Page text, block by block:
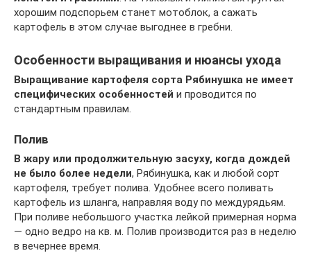
хорошим подспорьем станет мотоблок, а сажать
картофель в этом случае выгоднее в гребни.
Особенности выращивания и нюансы ухода
Выращивание картофеля сорта Рябинушка не имеет
специфических особенностей и проводится по
стандартным правилам.
Полив
В жару или продолжительную засуху, когда дождей
не было более недели, Рябинушка, как и любой сорт
картофеля, требует полива. Удобнее всего поливать
картофель из шланга, направляя воду по междурядьям.
При поливе небольшого участка лейкой примерная норма
— одно ведро на кв. м. Полив производится раз в неделю
в вечернее время.